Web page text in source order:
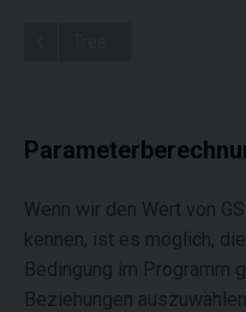
Wenn wir den Wert von
kennen, ist es möglich,
Bedingung im Programm
Beziehungen auszuwählen: